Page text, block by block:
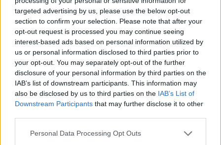
targeted advertising by us, please use the below opt-out
section to confirm your selection. Please note that after your
opt-out request is processed you may continue seeing
interest-based ads based on personal information utilized by
us or personal information disclosed to third parties prior to
your opt-out. You may separately opt-out of the further
disclosure of your personal information by third parties on the
IAB’s list of downstream participants. This information may
also be disclosed by us to third parties on the IAB’s List of
Downstream Participants that may further disclose it to other
Personal Data Processing Opt Outs
packte Wolfgang die
Sammelleidenschaft. Alles, was er
am Wegesrand fand, wurde
mitgenommen. Er begann sogar,
Handel mit...
Der Trödeltrupp -
Das Geld liegt im Keller
bis
05:30
In der Schweiz startet an dieser Stelle das
„Kaminfeuer“.
Noch 9 Min.
...
Teleshoppingsendung ...
03:40
bis
05:05
Arctic Blast - Wenn die Welt gefriert
Der Erde steht eine gewaltige
Katastrophe bevor. Durch Löcher in
der Ozonschicht strömen eiskalte
Luftmassen in die Atmosphäre. Die
Abkühlung erfolgt derartig schnell,
dass Teile der Welt regelrecht
schockgefrostet werden! Der
Bewegung,...
Arctic Blast -
Wenn die Welt gefriert
...
SERIE
Sliders
Folge 409 Staffel 4
Noch 24 Min.
Weg zu ihrer Heimatwelt geraten
futuristische Schutzvorrichtung,